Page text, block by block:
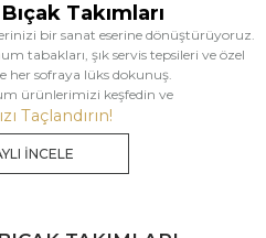
Takımları
bir sanat eserine dönüştürüyoruz.
tabakları, şık servis tepsileri ve özel
her sofraya lüks dokunuş.
ürünlerimizi keşfedin ve
Taçlandırın!
İNCELE